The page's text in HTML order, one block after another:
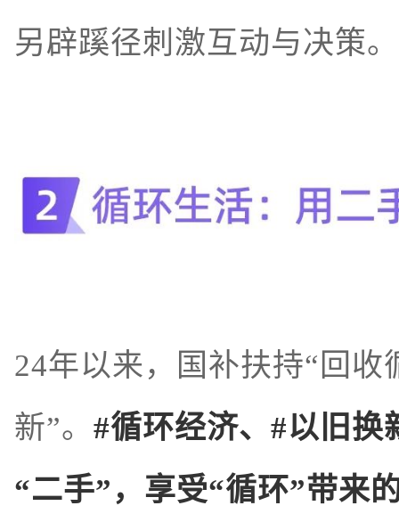
另辟蹊径刺激互动与决策。
24年以来，国补扶持“回
新”。 #循环经济、#以旧换
“二手”，享受“循环”带来